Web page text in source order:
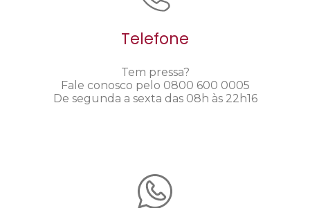
Telefone
Tem pressa?
Fale conosco pelo 0800 600 0005
De segunda a sexta das 08h às 22h16